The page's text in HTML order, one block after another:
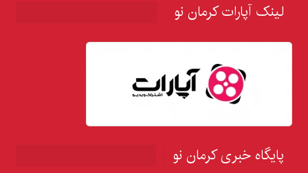
لینک آپارات کرمان نو
پایگاه خبری کرمان نو